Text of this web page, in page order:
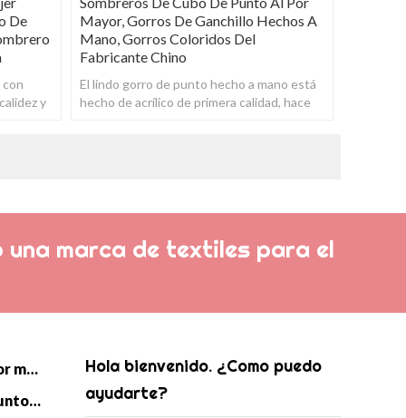
De
y
Mayor, Gorros De Ganchillo Hechos A
Mano, Gorros Coloridos Del
Fabricante Chino
El lindo gorro de punto hecho a mano está
hecho de acrílico de primera calidad, hace
marca de textiles para el
Manta de punto de bebé al por mayor
Saco de dormir Swaddle de punto para bebé al por mayor
Hola bienvenido. ¿Como puedo
ayudarte?